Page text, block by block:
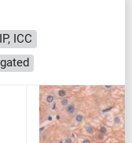
ICC